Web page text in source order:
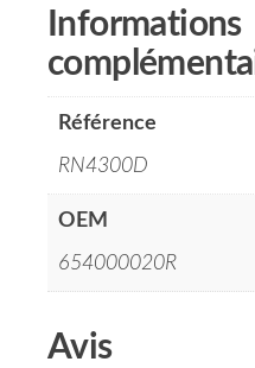
Informations
Référence
RN4300D
OEM
654000020R
Avis